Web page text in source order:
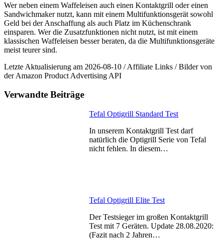
Wer neben einem Waffeleisen auch einen Kontaktgrill oder einen
Sandwichmaker nutzt, kann mit einem Multifunktionsgerät sowohl
Geld bei der Anschaffung als auch Platz im Küchenschrank
einsparen. Wer die Zusatzfunktionen nicht nutzt, ist mit einem
klassischen Waffeleisen besser beraten, da die Multifunktionsgeräte
meist teurer sind.
Letzte Aktualisierung am 2026-08-10 / Affiliate Links / Bilder von
der Amazon Product Advertising API
Verwandte Beiträge
Tefal Optigrill Standard Test
In unserem Kontaktgrill Test darf
natürlich die Optigrill Serie von Tefal
nicht fehlen. In diesem…
Tefal Optigrill Elite Test
Der Testsieger im großen Kontaktgrill
Test mit 7 Geräten. Update 28.08.2020:
(Fazit nach 2 Jahren…